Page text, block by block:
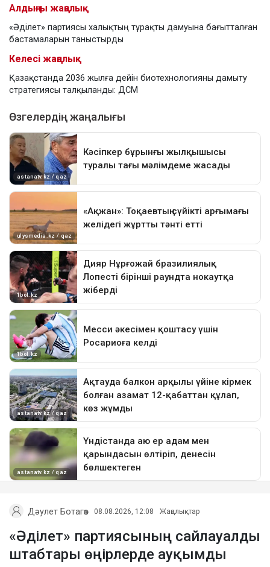
Алдыңғы жаңалық
«Әділет» партиясы халықтың тұрақты дамуына бағытталған
бастамаларын таныстырды
Келесі жаңалық
Қазақстанда 2036 жылға дейін биотехнологияны дамыту
стратегиясы талқыланды: ДСМ
Дәулет Ботагөз 08.08.2026, 12:08 Жаңалықтар
«Әділет» партиясының сайлауалды
штабтары өңірлерде ауқымды